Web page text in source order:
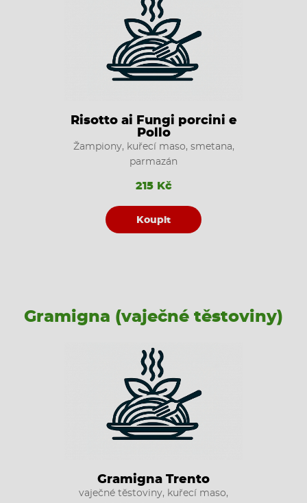
Risotto ai Fungi porcini e
Pollo
Žampiony, kuřecí maso, smetana,
parmazán
215 Kč
Koupit
Gramigna (vaječné těstoviny)
Gramigna Trento
vaječné těstoviny, kuřecí maso,